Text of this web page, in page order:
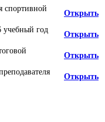
спортивной
Открыть
учебный год
Открыть
Открыть
Открыть